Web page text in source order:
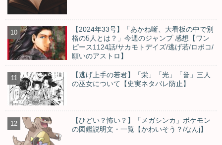
【2024年33号】「あかね噺、大看板の中で別
格の5人とは？」今週のジャンプ 感想【ワン
ピース1124話/サカモトデイズ/逃げ若/ロボコ/
願いのアストロ】
【逃げ上手の若君】「栄」「光」「誉」三人
の巫女について【史実ネタバレ防止】
【ひどい？怖い？】「メガシンカ」ポケモン
の図鑑説明文・一覧【かわいそう？/なんj】